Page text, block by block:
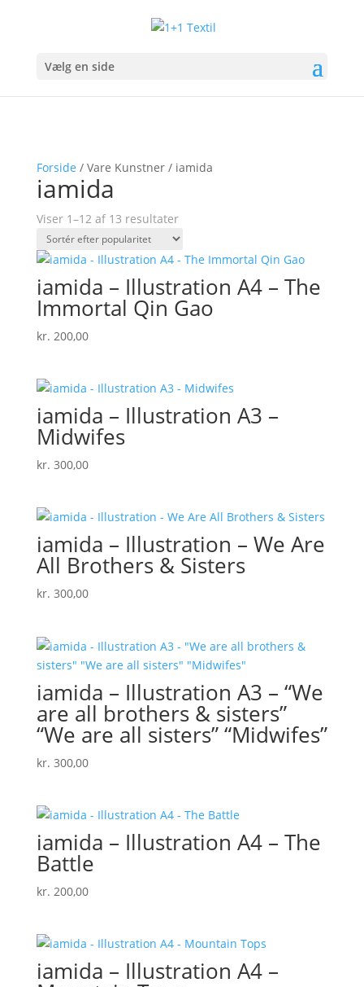
Vælg en side
Forside / Vare Kunstner / iamida
iamida
Viser 1–12 af 13 resultaterSorteret
efter
popularitet
iamida – Illustration A4 – The
Immortal Qin Gao
kr. 200,00
iamida – Illustration A3 –
Midwifes
kr. 300,00
iamida – Illustration – We Are
All Brothers & Sisters
kr. 300,00
iamida – Illustration A3 – “We
are all brothers & sisters”
“We are all sisters” “Midwifes”
kr. 300,00
iamida – Illustration A4 – The
Battle
kr. 200,00
iamida – Illustration A4 –